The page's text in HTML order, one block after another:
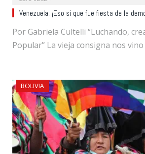
Venezuela: ¡Eso si que fue fiesta de la
Por Gabriela Cultelli “Luchando,
Popular” La vieja consigna nos
BOLIVIA